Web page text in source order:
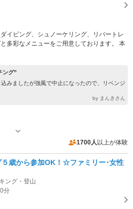
イビング、シュノーケリング、リバートレ
多彩なメニューをご用意しております。 本
ング”
みましたが強風で中止になったので、リベンジ
by まんきさん
1700人 以上が体験
歳から参加OK！☆ファミリー･女性
ング・登山
分